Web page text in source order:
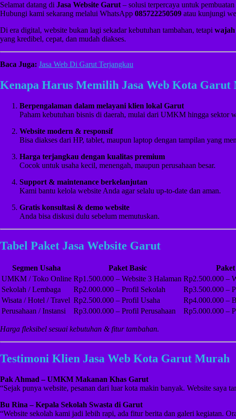
Selamat datang di Jasa Website Garut – solusi terpercaya untuk
Hubungi kami sekarang melalui WhatsApp 085722250509 atau kunjungi
Di era digital, website bukan lagi sekadar kebutuhan tambahan, tetapi
yang kredibel, cepat, dan mudah diakses.
Baca Juga: Jasa Web Di Garut Terjangkau
Kenapa Harus Memilih Jasa Web Kota Garut
Berpengalaman dalam melayani klien lokal Garut
Paham kebutuhan bisnis di daerah, mulai dari UMKM hingga sektor
Website modern & responsif
Bisa diakses dari HP, tablet, maupun laptop dengan tampilan yang
Harga terjangkau dengan kualitas premium
Cocok untuk usaha kecil, menengah, maupun perusahaan besar.
Support & maintenance berkelanjutan
Kami bantu kelola website Anda agar selalu up-to-date dan aman.
Gratis konsultasi & demo website
Anda bisa diskusi dulu sebelum memutuskan.
Tabel Paket Jasa Website Garut
Segmen Usaha Paket Basic
UMKM / Toko Online Rp1.500.000 – Website 3 Halaman Rp2.500.000 –
Sekolah / Lembaga
Rp2.000.000 – Profil Sekolah Rp3.500.000 –
Wisata / Hotel / Travel Rp2.500.000 – Profil Usaha Rp4.000.000 –
Perusahaan / Instansi
Rp3.000.000 – Profil Perusahaan Rp5.000.000 –
Harga fleksibel sesuai kebutuhan & fitur tambahan.
Testimoni Klien Jasa Web Kota Garut Murah
Pak Ahmad – UMKM Makanan Khas Garut
“Sejak punya website, pesanan dari luar kota makin banyak. Website saya
Bu Rina – Kepala Sekolah Swasta di Garut
“Website sekolah kami jadi lebih rapi, ada fitur berita dan galeri kegiatan.